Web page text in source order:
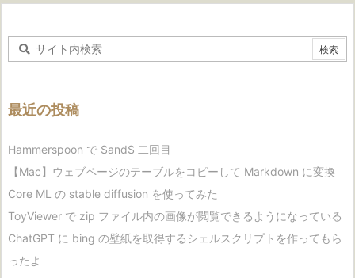
最近の投稿
Hammerspoon で SandS 二回目
【Mac】ウェブページのテーブルをコピーして Markdown に変換
Core ML の stable diffusion を使ってみた
ToyViewer で zip ファイル内の画像が閲覧できるようになっている
ChatGPT に bing の壁紙を取得するシェルスクリプトを作ってもら
ったよ